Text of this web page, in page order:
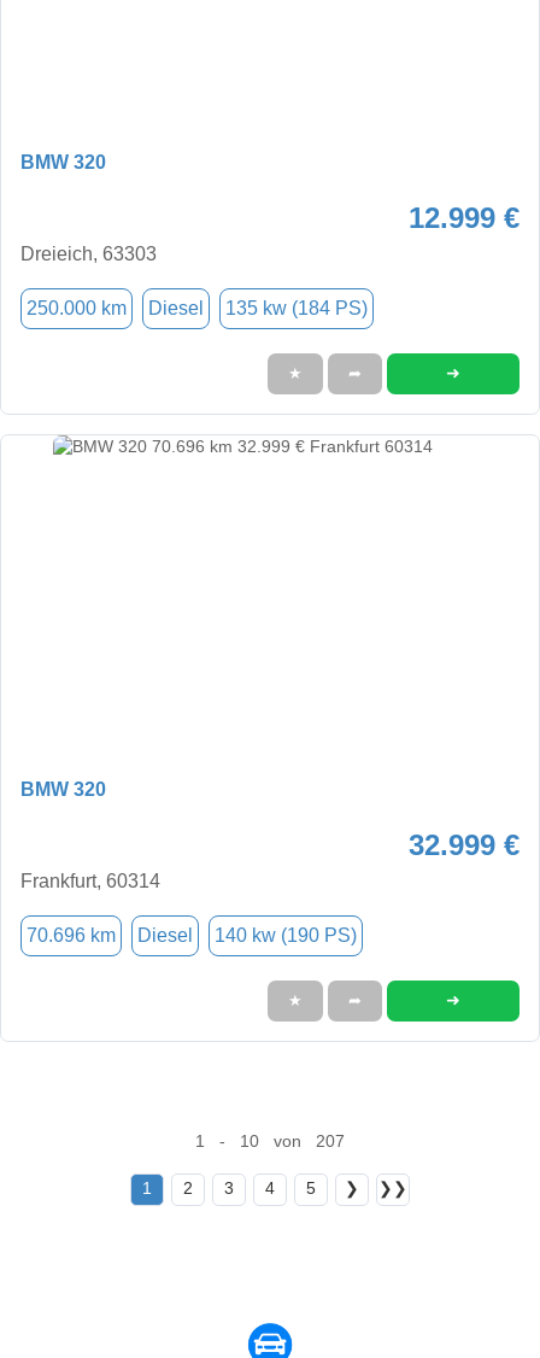
BMW 320
12.999 €
Dreieich, 63303
250.000 km Diesel 135 kw (184 PS)
★ ➦ ➜
BMW 320
32.999 €
Frankfurt, 60314
70.696 km Diesel 140 kw (190 PS)
★ ➦ ➜
1 - 10 von 207
1 2 3 4 5 ❯ ❯❯